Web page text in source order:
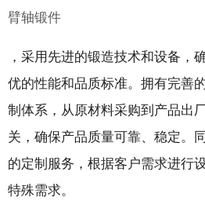
臂轴锻件
，采用先进的锻造技术和设备，
优的性能和品质标准。拥有完善
制体系，从原材料采购到产品出
关，确保产品质量可靠、稳定。
的定制服务，根据客户需求进行
特殊需求。